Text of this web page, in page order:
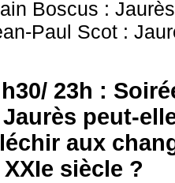
Boscus :
Paul Scot :
23h :
peut-
aux
siècle ?